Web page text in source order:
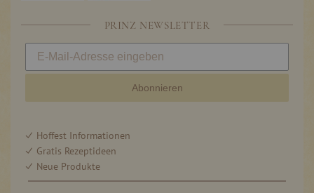
PRINZ NEWSLETTER
Abonnieren
Hoffest Informationen
Gratis Rezeptideen
Neue Produkte